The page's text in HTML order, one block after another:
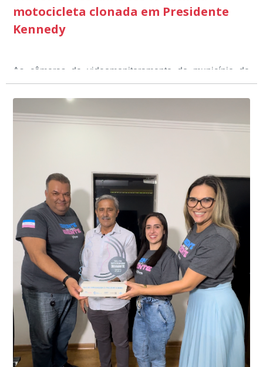
motocicleta clonada em Presidente
Kennedy
As câmeras de videomonitoramento do município de
Presidente Kennedy identificaram neste fim de semana,
01 de junho, uma motocicleta com indícios de
adulteração, imediatamente, a central de
videomonitoramento acionou a Guarda Civil Municipal,
Durante a abordagem a adulteração foi comprovada,
através da conferência do Chassi, a motocicleta, bem
conta do sistema de videomonitoramento instalado
recentemente em todo o município de Presidente
Kennedy, o sistema é integrado com outros municípios
do país, sendo possível a identificação de veículos por
meio do cruzamento de informações, nesse caso
específico, com dados de uma cidade do Estado do Rio
de Janeiro.
“Mais de 100 câmeras foram instaladas na sede e no
interior de Presidente Kennedy, garantindo mais
segurança à população, seja nas ruas, no comércio, os
produtores agropecuários. Estamos no rumo certo,
parabéns a todos os servidores que contribuem para a
segurança da nossa cidade”, destaca o prefeito Dorlei
Fontão.